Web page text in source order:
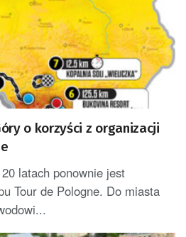
o korzyści z organizacji
latach ponownie jest
Tour de Pologne. Do miasta